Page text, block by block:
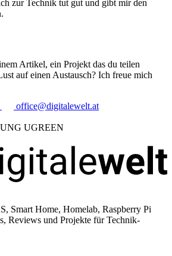
zur Technik tut gut und gibt mir den
Artikel, ein Projekt das du teilen
auf einen Austausch? Ich freue mich
office@digitalewelt.at
UGREEN
Smart Home, Homelab, Raspberry Pi
Reviews und Projekte für Technik-